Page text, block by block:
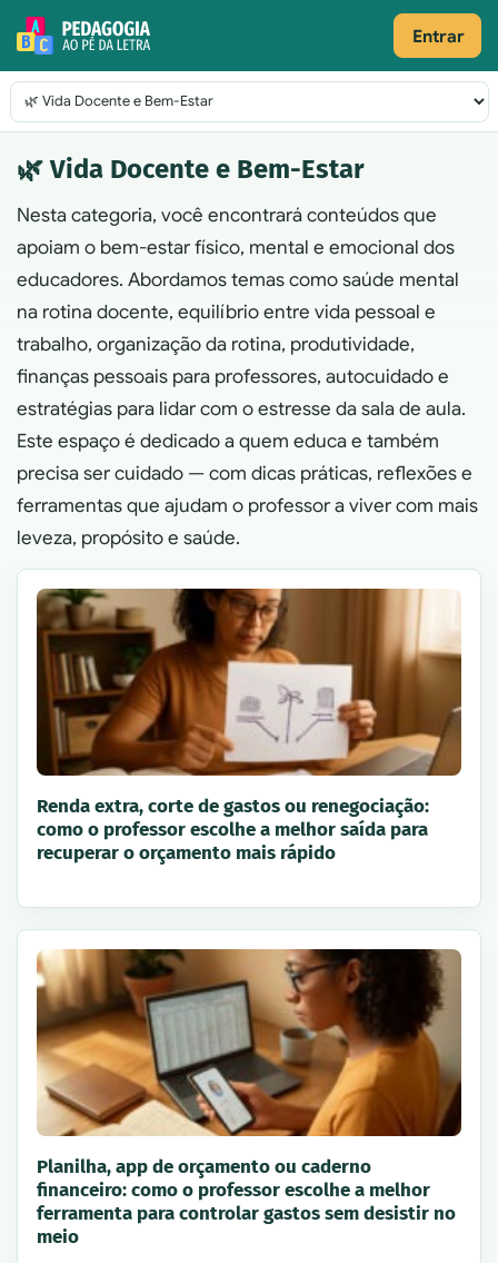
Pular para o conteúdo
Entrar
Navegação principal
🌿 Vida Docente e Bem-Estar
Nesta categoria, você encontrará conteúdos que
apoiam o bem-estar físico, mental e emocional dos
educadores. Abordamos temas como saúde mental
na rotina docente, equilíbrio entre vida pessoal e
trabalho, organização da rotina, produtividade,
finanças pessoais para professores, autocuidado e
estratégias para lidar com o estresse da sala de aula.
Este espaço é dedicado a quem educa e também
precisa ser cuidado — com dicas práticas, reflexões e
ferramentas que ajudam o professor a viver com mais
leveza, propósito e saúde.
Renda extra, corte de gastos ou renegociação:
como o professor escolhe a melhor saída para
recuperar o orçamento mais rápido
Planilha, app de orçamento ou caderno
financeiro: como o professor escolhe a melhor
ferramenta para controlar gastos sem desistir no
meio